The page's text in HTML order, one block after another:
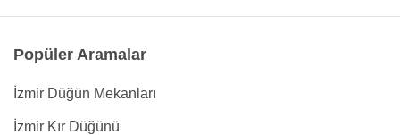
Popüler Aramalar
İzmir Düğün Mekanları
İzmir Kır Düğünü